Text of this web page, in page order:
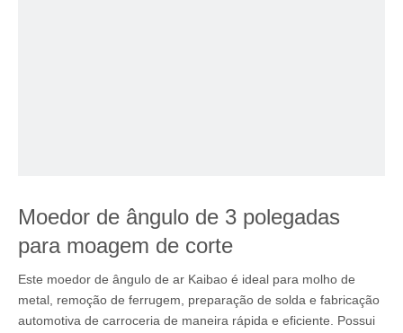
Moedor de ângulo de 3 polegadas
para moagem de corte
Este moedor de ângulo de ar Kaibao é ideal para molho de
metal, remoção de ferrugem, preparação de solda e fabricação
automotiva de carroceria de maneira rápida e eficiente. Possui